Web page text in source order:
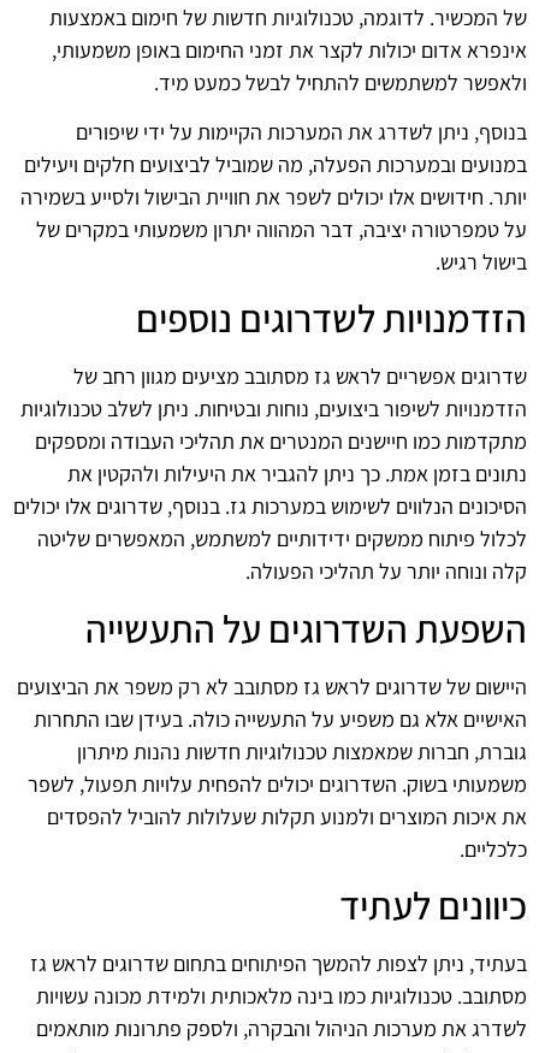
של המכשיר. לדוגמה, טכנולוגיות חדשות של חימום באמצעות
אינפרא אדום יכולות לקצר את זמני החימום באופן משמעותי,
ולאפשר למשתמשים להתחיל לבשל כמעט מיד.
בנוסף, ניתן לשדרג את המערכות הקיימות על ידי שיפורים
במנועים ובמערכות הפעלה, מה שמוביל לביצועים חלקים ויעילים
יותר. חידושים אלו יכולים לשפר את חוויית הבישול ולסייע בשמירה
על טמפרטורה יציבה, דבר המהווה יתרון משמעותי במקרים של
בישול רגיש.
הזדמנויות לשדרוגים נוספים
שדרוגים אפשריים לראש גז מסתובב מציעים מגוון רחב של
הזדמנויות לשיפור ביצועים, נוחות ובטיחות. ניתן לשלב טכנולוגיות
מתקדמות כמו חיישנים המנטרים את תהליכי העבודה ומספקים
נתונים בזמן אמת. כך ניתן להגביר את היעילות ולהקטין את
הסיכונים הנלווים לשימוש במערכות גז. בנוסף, שדרוגים אלו יכולים
לכלול פיתוח ממשקים ידידותיים למשתמש, המאפשרים שליטה
קלה ונוחה יותר על תהליכי הפעולה.
השפעת השדרוגים על התעשייה
היישום של שדרוגים לראש גז מסתובב לא רק משפר את הביצועים
האישיים אלא גם משפיע על התעשייה כולה. בעידן שבו התחרות
גוברת, חברות שמאמצות טכנולוגיות חדשות נהנות מיתרון
משמעותי בשוק. השדרוגים יכולים להפחית עלויות תפעול, לשפר
את איכות המוצרים ולמנוע תקלות שעלולות להוביל להפסדים
כלכליים.
כיוונים לעתיד
בעתיד, ניתן לצפות להמשך הפיתוחים בתחום שדרוגים לראש גז
מסתובב. טכנולוגיות כמו בינה מלאכותית ולמידת מכונה עשויות
לשדרג את מערכות הניהול והבקרה, ולספק פתרונות מותאמים